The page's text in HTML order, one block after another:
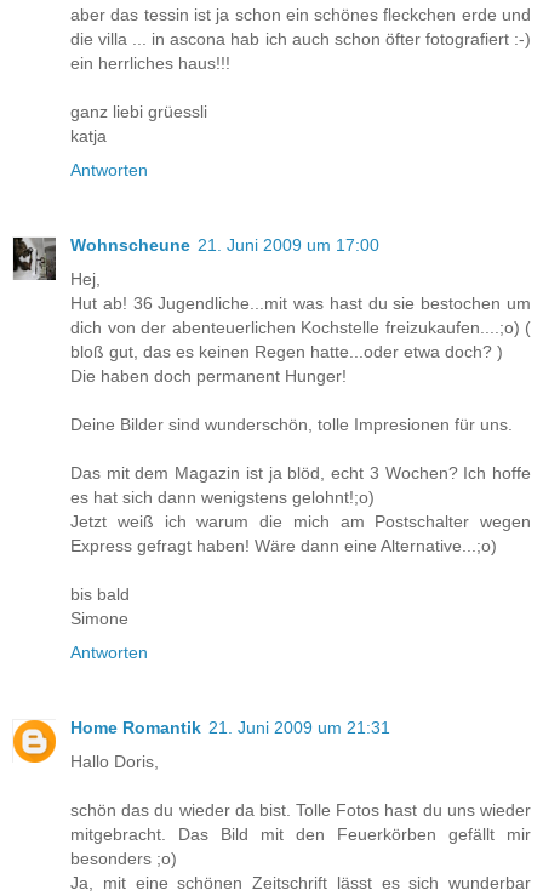
aber das tessin ist ja schon ein schönes fleckchen erde und
die villa ... in ascona hab ich auch schon öfter fotografiert :-)
ein herrliches haus!!!
ganz liebi grüessli
katja
Antworten
Wohnscheune 21. Juni 2009 um 17:00
Hej,
Hut ab! 36 Jugendliche...mit was hast du sie bestochen um
dich von der abenteuerlichen Kochstelle freizukaufen....;o) (
bloß gut, das es keinen Regen hatte...oder etwa doch? )
Die haben doch permanent Hunger!
Deine Bilder sind wunderschön, tolle Impresionen für uns.
Das mit dem Magazin ist ja blöd, echt 3 Wochen? Ich hoffe
es hat sich dann wenigstens gelohnt!;o)
Jetzt weiß ich warum die mich am Postschalter wegen
Express gefragt haben! Wäre dann eine Alternative...;o)
bis bald
Simone
Antworten
Home Romantik 21. Juni 2009 um 21:31
Hallo Doris,
schön das du wieder da bist. Tolle Fotos hast du uns wieder
mitgebracht. Das Bild mit den Feuerkörben gefällt mir
besonders ;o)
Ja, mit eine schönen Zeitschrift lässt es sich wunderbar